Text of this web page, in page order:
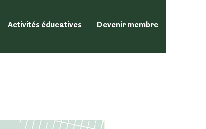
Activités éducatives Devenir membre